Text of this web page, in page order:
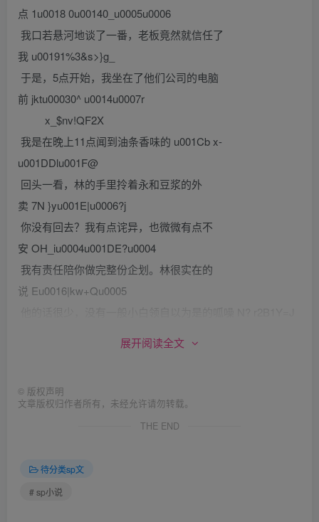
点 1u0018 0u00140_u0005u0006
我口若悬河地谈了一番，老板竟然就信任了
我 u00191%3&s>}g_
于是，5点开始，我坐在了他们公司的电脑
前 jktu00030^ u0014u0007r
x_$nv!QF2X
我是在晚上11点闻到油条香味的 u001Cb x-
u001DDlu001F@
回头一看，林的手里拎着永和豆浆的外
卖 7N }yu001E|u0006?j
你没有回去？我有点诧异，也微微有点不
安 OH_iu0004u001DE?u0004
我有责任陪你做完整份企划。林很实在的
说 Eu0016|kw+Qu0005
卖 u0014=HU0Tmu001B1h
展开阅读全文
© 版权声明
文章版权归作者所有，未经允许请勿转载。
THE END
待分类sp文
# sp小说